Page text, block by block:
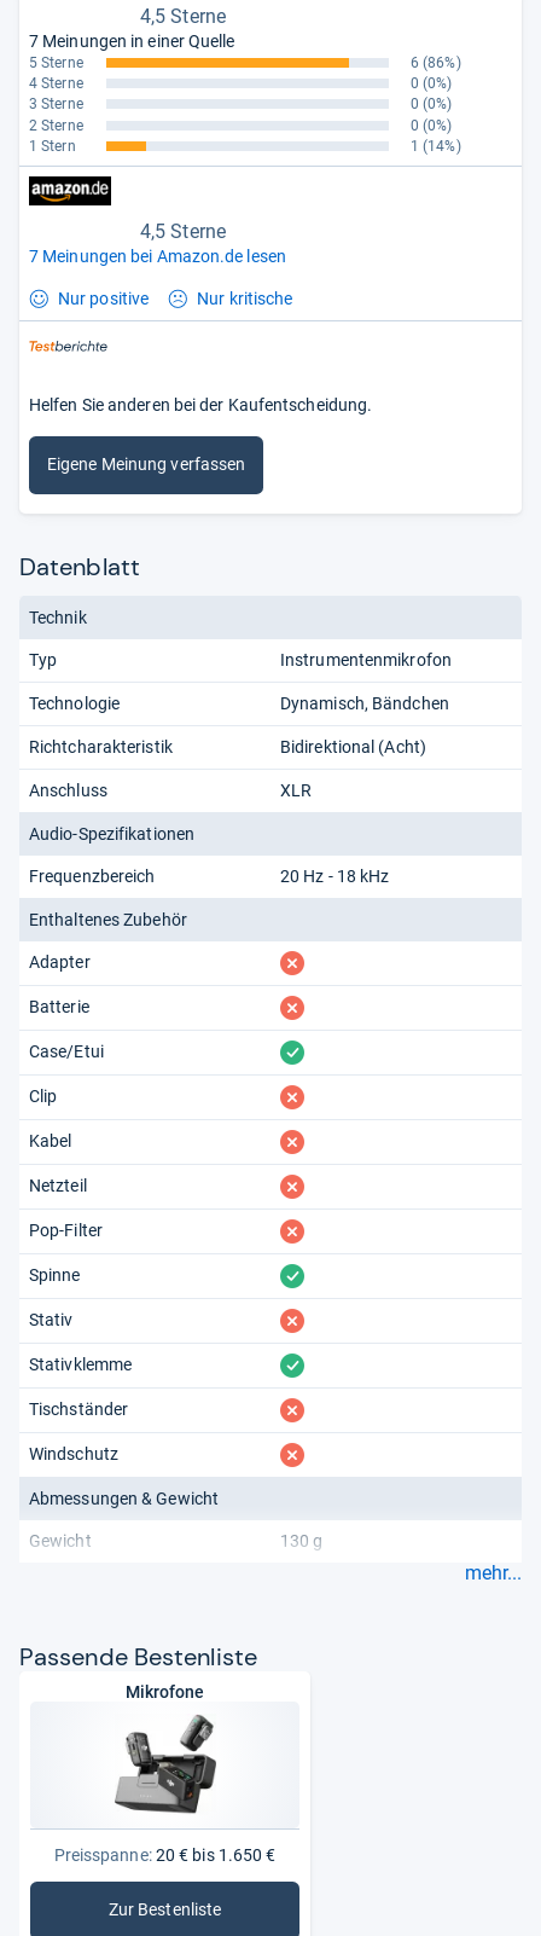
4,5 Sterne
7 Meinungen in einer Quelle
5 Sterne 6 (86%)
4 Sterne
0 (0%)
3 Sterne
0 (0%)
2 Sterne
0 (0%)
1 Stern
1 (14%)
4,5 Sterne
7 Meinungen bei Amazon.de lesen
Nur positive Nur kritische
Helfen Sie anderen bei der Kaufentscheidung.
Eigene Meinung verfassen
Datenblatt
Technik
Typ Instrumentenmikrofon
Technologie Dynamisch Bändchen
Richtcharakteristik Bidirektional (Acht)
Anschluss XLR
Audio-Spezifikationen
Frequenzbereich 20 Hz - 18 kHz
Enthaltenes Zubehör
Adapter fehlt
Batterie fehlt
Case/Etui vorhanden
Clip fehlt
Kabel fehlt
Netzteil fehlt
Pop-Filter fehlt
Spinne vorhanden
Stativ fehlt
Stativklemme vorhanden
Tischständer fehlt
Windschutz fehlt
Abmessungen & Gewicht
Gewicht 130 g
mehr...
Pas­sende Bes­ten­liste
Mikrofone
Preisspanne:20 € bis 1.650 €
Zur Bestenliste
: Mikrofone